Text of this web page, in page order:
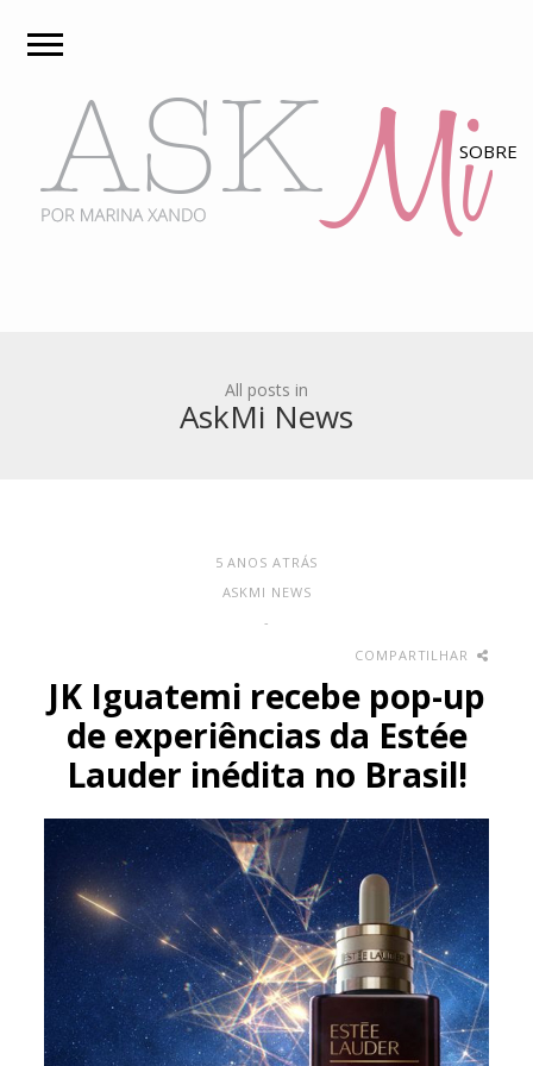
All posts in
AskMi News
5 ANOS ATRÁS
ASKMI NEWS
-
COMPARTILHAR
JK Iguatemi recebe pop-up
de experiências da Estée
Lauder inédita no Brasil!